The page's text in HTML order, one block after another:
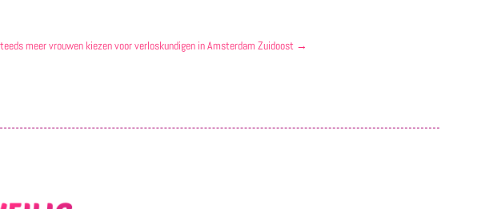
meer vrouwen kiezen voor verloskundigen in Amsterdam Zuidoost →